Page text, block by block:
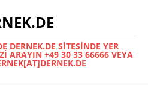
DERNEK.DE SITESINDE YER
ARAYIN +49 30 33 66666 VEYA